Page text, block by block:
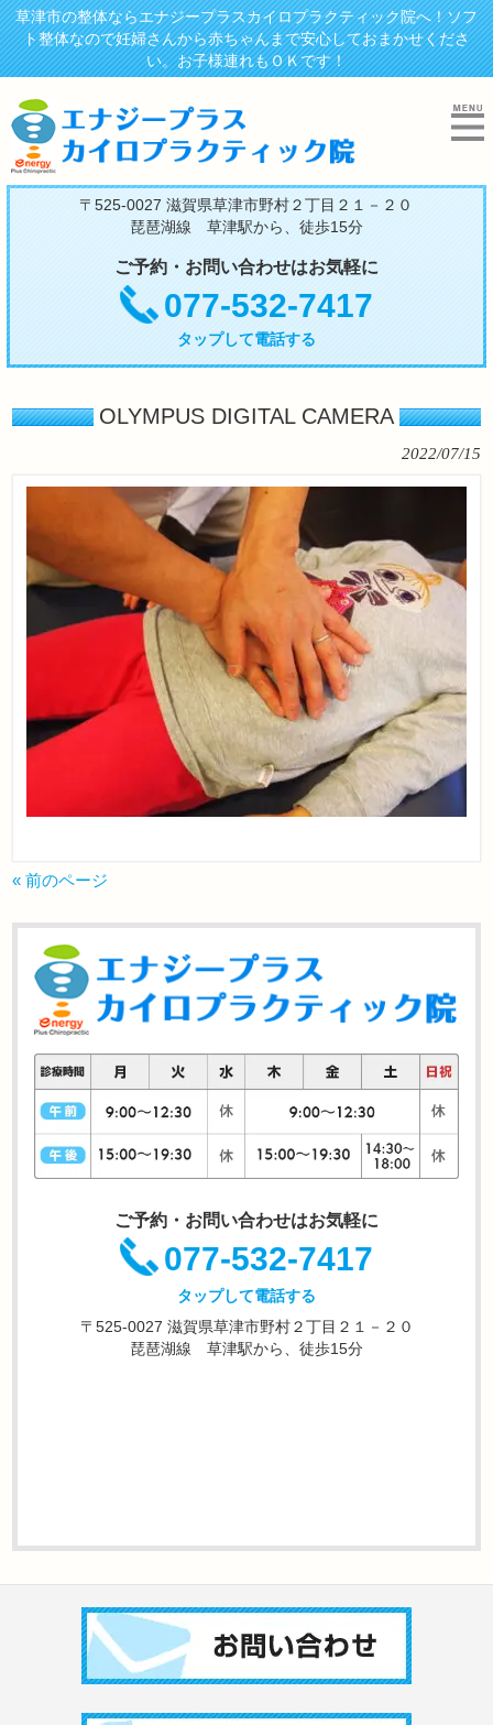
草津市の整体ならエナジープラスカイロプラクティック院へ！ソフ
ト整体なので妊婦さんから赤ちゃんまで安心しておまかせくださ
い。お子様連れもＯＫです！
〒525-0027 滋賀県草津市野村２丁目２１－２０
琵琶湖線 草津駅から、徒歩15分
ご予約・お問い合わせはお気軽に
077-532-7417
タップして電話する
OLYMPUS DIGITAL CAMERA
2022/07/15
« 前のページ
ご予約・お問い合わせはお気軽に
077-532-7417
タップして電話する
〒525-0027 滋賀県草津市野村２丁目２１－２０
琵琶湖線 草津駅から、徒歩15分